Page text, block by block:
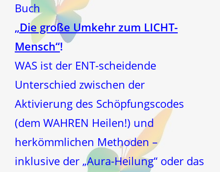
Buch
„Die große Umkehr zum LICHT-
Mensch“!
WAS ist der ENT-scheidende
Unterschied zwischen der
Aktivierung des Schöpfungscodes
(dem WAHREN Heilen!) und
herkömmlichen Methoden –
inklusive der „Aura-Heilung“ oder das